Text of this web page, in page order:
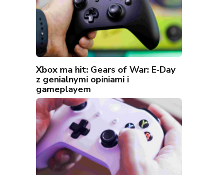
Xbox ma hit: Gears of War: E-Day
z genialnymi opiniami i
gameplayem